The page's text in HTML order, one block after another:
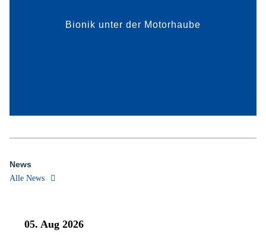
Bionik unter der Motorhaube
News
Alle News
05. Aug 2026